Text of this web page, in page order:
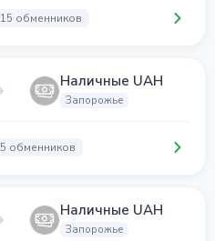
15 обменников
Наличные UAH
Запорожье
5 обменников
Наличные UAH
Запорожье